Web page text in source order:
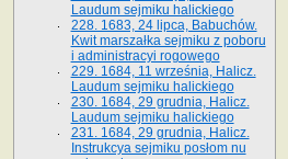
Laudum sejmiku halickiego
228. 1683, 24 lipca, Babuchów.
Kwit marszałka sejmiku z poboru
i administracyi rogowego
229. 1684, 11 września, Halicz.
Laudum sejmiku halickiego
230. 1684, 29 grudnia, Halicz.
Laudum sejmiku halickiego
231. 1684, 29 grudnia, Halicz.
Instrukcya sejmiku posłom nu